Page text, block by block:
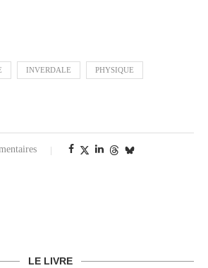
INVERDALE PHYSIQUE
LE LIVRE